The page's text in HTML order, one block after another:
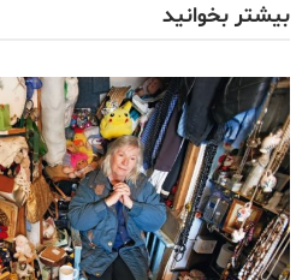
بیشتر بخوانید